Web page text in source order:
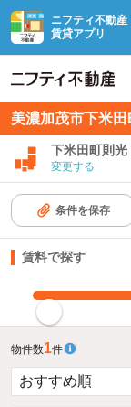
ニフティ不動産
賃貸アプリ
美濃加茂市下米
下米田町則光
変更する
条件を保存
賃料で探す
物件数1件